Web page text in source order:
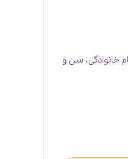
خانوادگی، سن و